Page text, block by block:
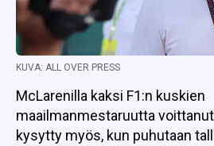
KUVA: ALL OVER PRESS
McLarenilla kaksi F1:n kuskien
maailmanmestaruutta voittanut
kysytty myös, kun puhutaan